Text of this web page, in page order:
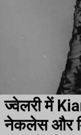
ज्वेलरी में
नेकलेस और